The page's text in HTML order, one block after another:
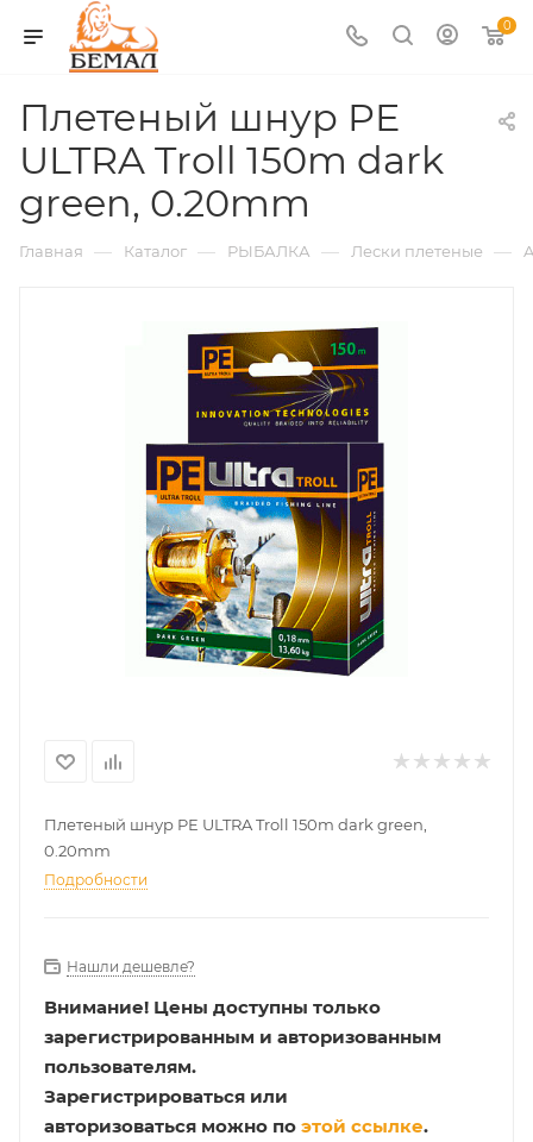
0
Плетеный шнур PE
ULTRA Troll 150m dark
green, 0.20mm
Главная — Каталог — РЫБАЛКА — Лески плетеные —
Плетеный шнур PE ULTRA Troll 150m dark green,
0.20mm
Подробности
Нашли дешевле?
Внимание! Цены доступны только
зарегистрированным и авторизованным
пользователям.
Зарегистрироваться или
авторизоваться можно по этой ссылке.